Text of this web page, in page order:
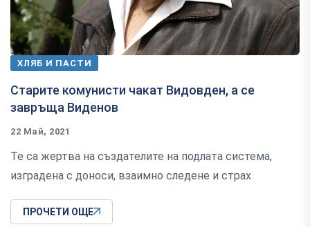
ХЛЯБ И ПАСТИ
Старите комунисти чакат Видовден, а се
завръща Виденов
22 Май, 2021
Те са жертва на създателите на подлата система,
изградена с доноси, взаимно следене и страх
ПРОЧЕТИ ОЩЕ